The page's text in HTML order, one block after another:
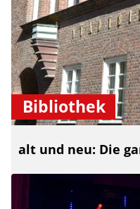
Bibliothek
alt und neu: Die